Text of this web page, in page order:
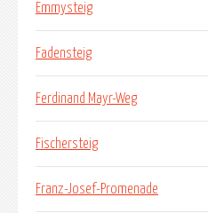
Emmysteig
Fadensteig
Ferdinand Mayr-Weg
Fischersteig
Franz-Josef-Promenade